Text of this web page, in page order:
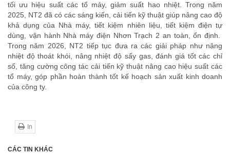
tối ưu hiệu suất các tổ máy, giảm suất hao nhiệt. Trong năm
2025, NT2 đã có các sáng kiến, cải tiến kỹ thuật giúp nâng cao độ
khả dụng của Nhà máy, tiết kiệm nhiên liệu, tiết kiệm điện tự
dùng, vận hành Nhà máy điện Nhơn Trạch 2 an toàn, ổn định.
Trong năm 2026, NT2 tiếp tục đưa ra các giải pháp như nâng
nhiệt độ thoát khói, nâng nhiệt độ sấy gas, đánh giá tốt các chỉ
số, tăng cường công tác cải tiến kỹ thuật nâng cao hiệu suất các
tổ máy, góp phần hoàn thành tốt kế hoạch sản xuất kinh doanh
của công ty.
In
CÁC TIN KHÁC